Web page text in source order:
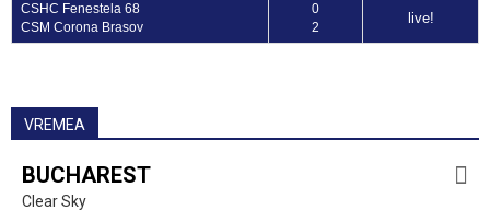
CSHC Fenestela 68
CSM Corona Brasov
0
2
live!
VREMEA
BUCHAREST
Clear Sky